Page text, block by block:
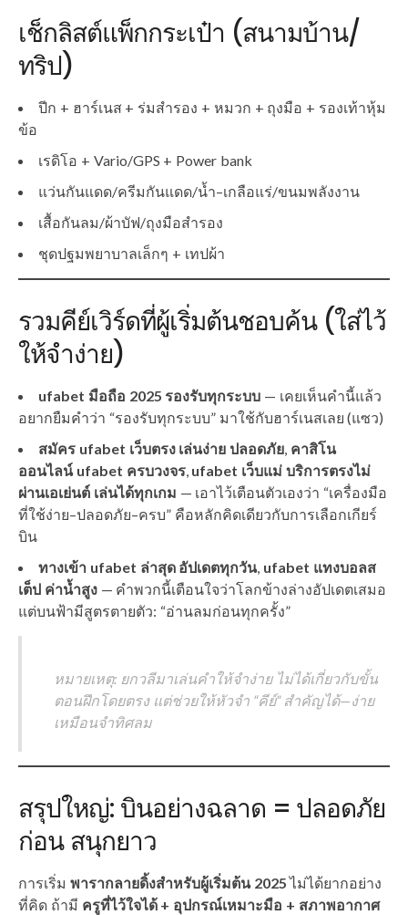
เช็กลิสต์แพ็กกระเป๋า (สนามบ้าน/
ทริป)
ปีก + ฮาร์เนส + ร่มสำรอง + หมวก + ถุงมือ + รองเท้าหุ้ม
ข้อ
เรดิโอ + Vario/GPS + Power bank
แว่นกันแดด/ครีมกันแดด/น้ำ–เกลือแร่/ขนมพลังงาน
เสื้อกันลม/ผ้าบัฟ/ถุงมือสำรอง
ชุดปฐมพยาบาลเล็กๆ + เทปผ้า
รวมคีย์เวิร์ดที่ผู้เริ่มต้นชอบค้น (ใส่ไว้
ให้จำง่าย)
ufabet มือถือ 2025 รองรับทุกระบบ — เคยเห็นคำนี้แล้ว
อยากยืมคำว่า “รองรับทุกระบบ” มาใช้กับฮาร์เนสเลย (แซว)
สมัคร ufabet เว็บตรง เล่นง่าย ปลอดภัย, คาสิโน
ออนไลน์ ufabet ครบวงจร, ufabet เว็บแม่ บริการตรงไม่
ผ่านเอเย่นต์ เล่นได้ทุกเกม — เอาไว้เตือนตัวเองว่า “เครื่องมือ
ที่ใช้ง่าย–ปลอดภัย–ครบ” คือหลักคิดเดียวกับการเลือกเกียร์
บิน
ทางเข้า ufabet ล่าสุด อัปเดตทุกวัน, ufabet แทงบอลส
เต็ป ค่าน้ำสูง— คำพวกนี้เตือนใจว่าโลกข้างล่างอัปเดตเสมอ
แต่บนฟ้ามีสูตรตายตัว: “อ่านลมก่อนทุกครั้ง”
หมายเหตุ: ยกวลีมาเล่นคำให้จำง่าย ไม่ได้เกี่ยวกับขั้น
ตอนฝึกโดยตรง แต่ช่วยให้หัวจำ “คีย์” สำคัญได้—ง่าย
เหมือนจำทิศลม
สรุปใหญ่: บินอย่างฉลาด = ปลอดภัย
ก่อน สนุกยาว
การเริ่ม พารากลายดิ้งสำหรับผู้เริ่มต้น 2025ไม่ได้ยากอย่าง
ที่คิด ถ้ามี ครูที่ไว้ใจได้ + อุปกรณ์เหมาะมือ + สภาพอากาศ